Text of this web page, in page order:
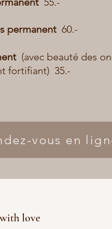
permanent60.-
(avec beauté des
fortifiant) 35.-
vous en
love